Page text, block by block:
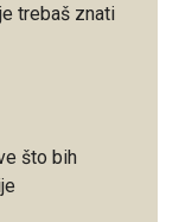
trebaš znati
što bih